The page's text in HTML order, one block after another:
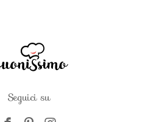
Seguici su